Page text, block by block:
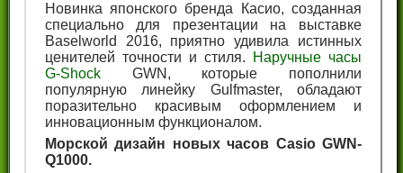
Новинка японского бренда Касио, созданная
специально для презентации на выставке
Baselworld 2016, приятно удивила истинных
ценителей точности и стиля.
Наручные часы
G-ShockGWN, которые пополнили
популярную линейку Gulfmaster, обладают
поразительно красивым оформлением и
инновационным функционалом.
Морской дизайн новых часов Casio GWN-
Q1000.